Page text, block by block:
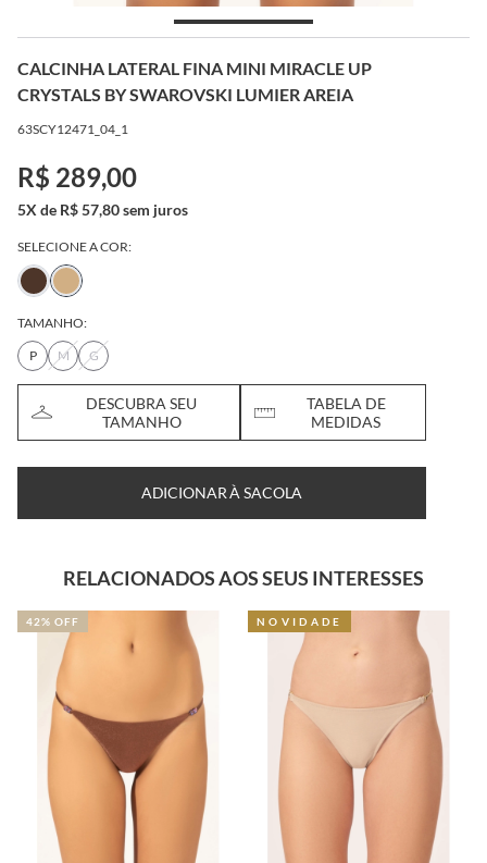
CALCINHA LATERAL FINA MINI MIRACLE UP
CRYSTALS BY SWAROVSKI LUMIER AREIA
63SCY12471_04_1
R$ 289,00
5X de R$ 57,80 sem juros
SELECIONE A COR:
TAMANHO:
P
M G
DESCUBRA SEU
TAMANHO
TABELA DE
MEDIDAS
ADICIONAR À SACOLA
RELACIONADOS AOS SEUS INTERESSES
42% OFF NOVIDADE